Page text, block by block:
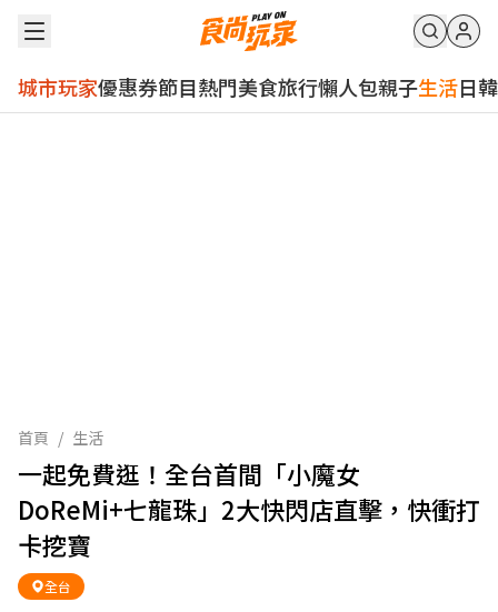
城市玩家優惠券節目熱門美食旅行懶人包親子生活日韓
首頁 / 生活
一起免費逛！全台首間「小魔女
DoReMi+七龍珠」2大快閃店直擊，快衝打
卡挖寶
全台